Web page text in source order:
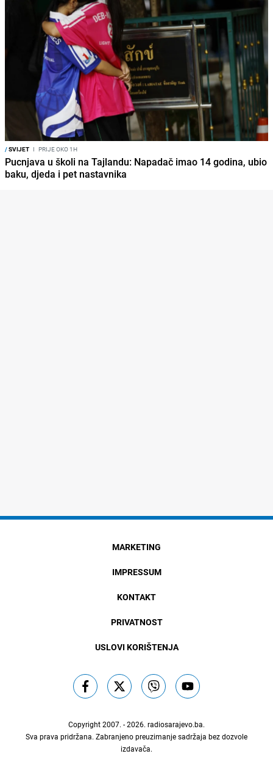
/SVIJET I PRIJE OKO 1H
Pucnjava u školi na Tajlandu: Napadač imao 14 godina, ubio
baku, djeda i pet nastavnika
MARKETING
IMPRESSUM
KONTAKT
PRIVATNOST
USLOVI KORIŠTENJA
Copyright 2007. - 2026. radiosarajevo.ba.
Sva prava pridržana. Zabranjeno preuzimanje sadržaja bez dozvole
izdavača.